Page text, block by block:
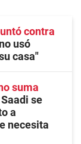
contra
usó
casa"
suma
se
a
necesita